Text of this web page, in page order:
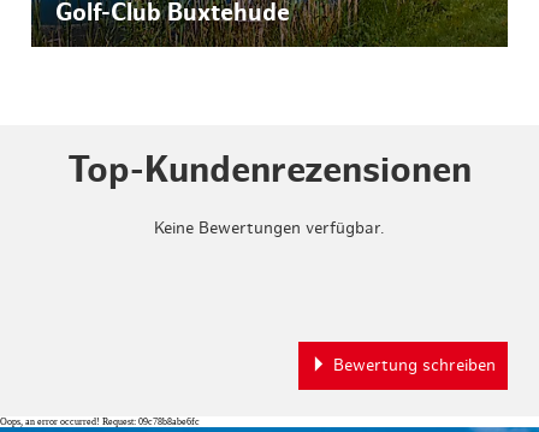
Golf-Club Buxtehude
Top-Kundenrezensionen
Keine Bewertungen verfügbar.
Bewertung schreiben
Oops, an error occurred! Request: 09c78b8abe6fc